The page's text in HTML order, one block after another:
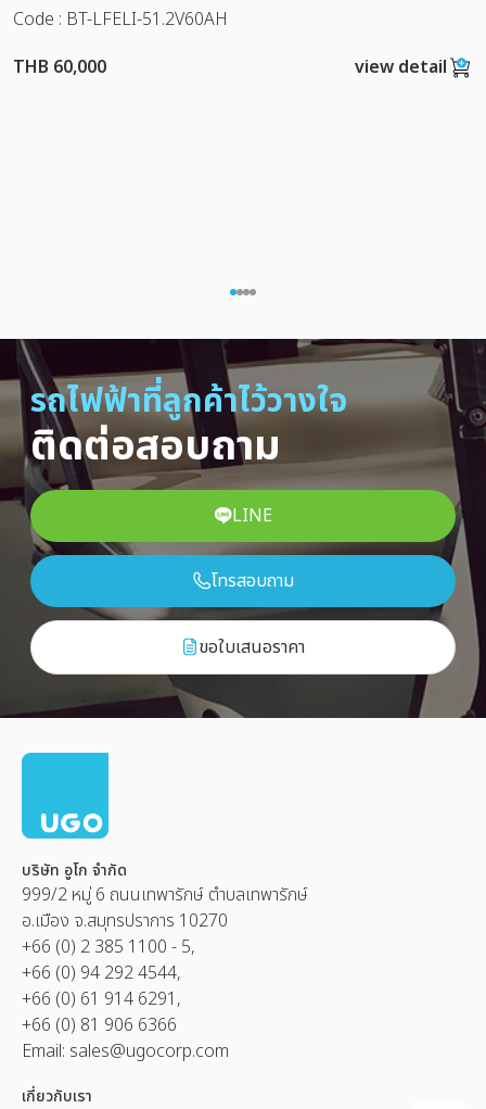
Code : BT-LFELI-51.2V60AH
THB 60,000
view detail
รถไฟฟ้าที่ลูกค้าไว้วางใจ
ติดต่อสอบถาม
LINE
โทรสอบถาม
ขอใบเสนอราคา
บริษัท อูโก จำกัด
999/2 หมู่ 6 ถนนเทพารักษ์ ตำบลเทพารักษ์
อ.เมือง จ.สมุทรปราการ 10270
+66 (0) 2 385 1100 - 5,
+66 (0) 94 292 4544,
+66 (0) 61 914 6291,
+66 (0) 81 906 6366
Email: sales@ugocorp.com
เกี่ยวกับเรา